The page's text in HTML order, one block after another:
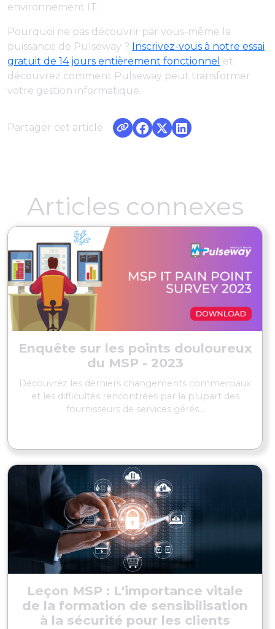
environnement IT.
Pourquoi ne pas découvrir par vous-même la
puissance de Pulseway ? Inscrivez-vous à notre essai
gratuit de 14 jours entièrement fonctionnel et
découvrez comment Pulseway peut transformer
votre gestion informatique.
Partager cet article
Articles connexes
Enquête sur les points douloureux
du MSP - 2023
Découvrez les derniers changements commerciaux
et les difficultés rencontrées par la plupart des
fournisseurs de services gérés...
Leçon MSP : L'importance vitale
de la formation de sensibilisation
à la sécurité pour les clients